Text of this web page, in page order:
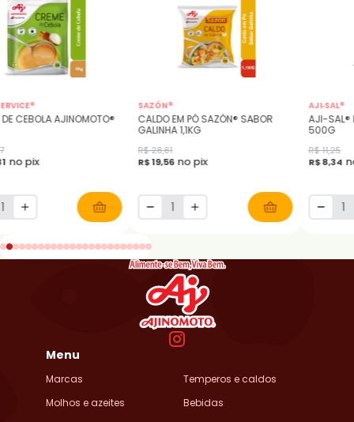
CEBOLA AJINOMOTO®
no pix
SAZÓN®
CALDO EM PÓ SAZÓN® SABOR
GALINHA 1,1KG
R$ 28,81
R$ 19,56 no pix
AJI‑SAL®
AJI-SAL®
500G
R$ 11,25
R$ 8,34
Menu
Marcas
Temperos e caldos
Molhos e azeites
Bebidas